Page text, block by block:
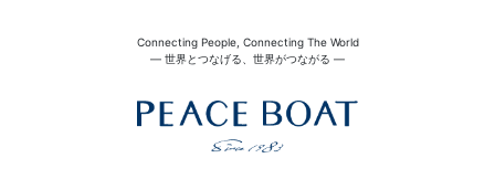
Connecting People, Connecting The World
― 世界とつなげる、世界がつながる ―